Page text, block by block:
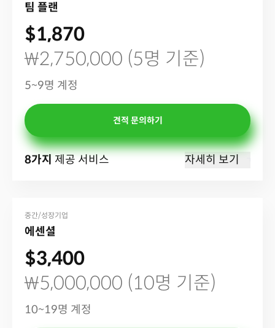
팀 플랜
$1,870
₩2,750,000 (5명 기준)
5~9명 계정
견적 문의하기
8가지 제공 서비스 자세히 보기
중간/성장기업
에센셜
$3,400
₩5,000,000 (10명 기준)
10~19명 계정